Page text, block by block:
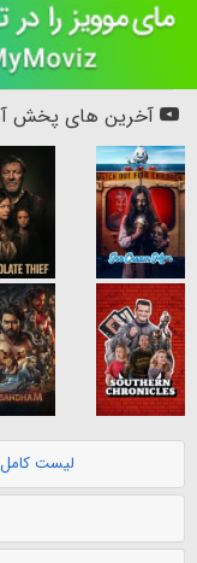
آخرین های پخش
لیست